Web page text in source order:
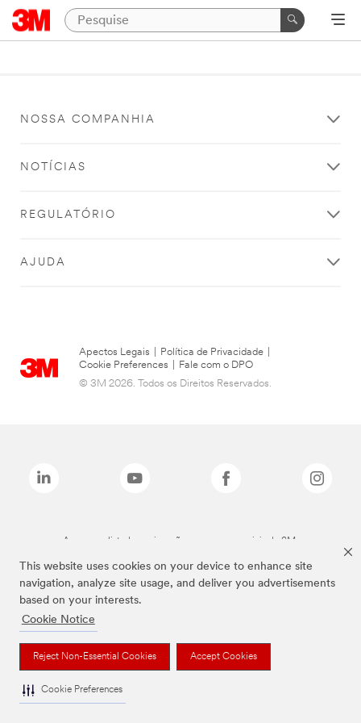
This website uses cookies on your device to enhance site
navigation, analyze site usage, and deliver you advertisements
based on your interests.
Cookie Notice
Reject Non-Essential Cookies Accept Cookies
Cookie Preferences
NOSSA COMPANHIA
NOTÍCIAS
REGULATÓRIO
AJUDA
Apectos Legais Política de Privacidade
Cookie Preferences
Fale com o DPO
© 3M 2026. Todos os Direitos Reservados.
As marcas listadas a cima são marcas comerciais da 3M.